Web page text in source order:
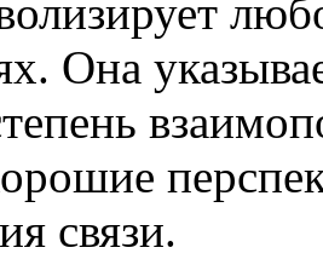
Она
связи.